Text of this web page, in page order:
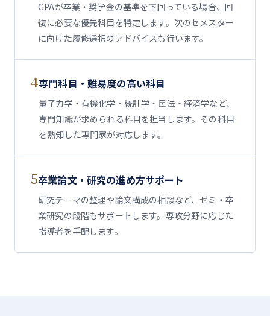
GPAが卒業・奨学金の基準を下回っている場合、回
復に必要な優先科目を特定します。次のセメスター
に向けた履修選択のアドバイスも行います。
4専門科目・難易度の高い科目
量子力学・有機化学・統計学・民法・経済学など、
専門知識が求められる科目を担当します。その科目
を熟知した専門家が対応します。
5卒業論文・研究の進め方サポート
研究テーマの整理や論文構成の相談など、ゼミ・卒
業研究の段階もサポートします。専攻分野に応じた
指導者を手配します。